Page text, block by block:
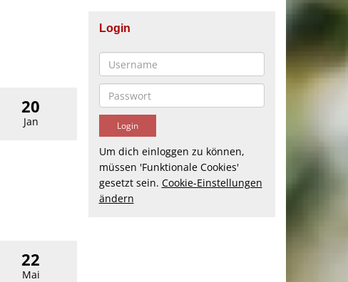
20
Jan
22
Mai
Login
Um dich einloggen zu können,
müssen 'Funktionale Cookies'
gesetzt sein. Cookie-Einstellungen
ändern